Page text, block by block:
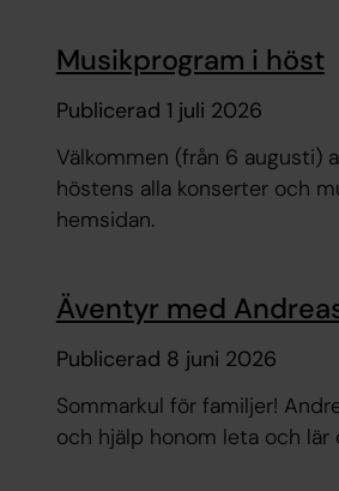
Musikprogram i höst
Publicerad 1 juli 2026
Välkommen (från 6 augusti)
höstens alla konserter och
hemsidan.
Äventyr med
Publicerad 8 juni 2026
Sommarkul för familjer!
och hjälp honom leta och